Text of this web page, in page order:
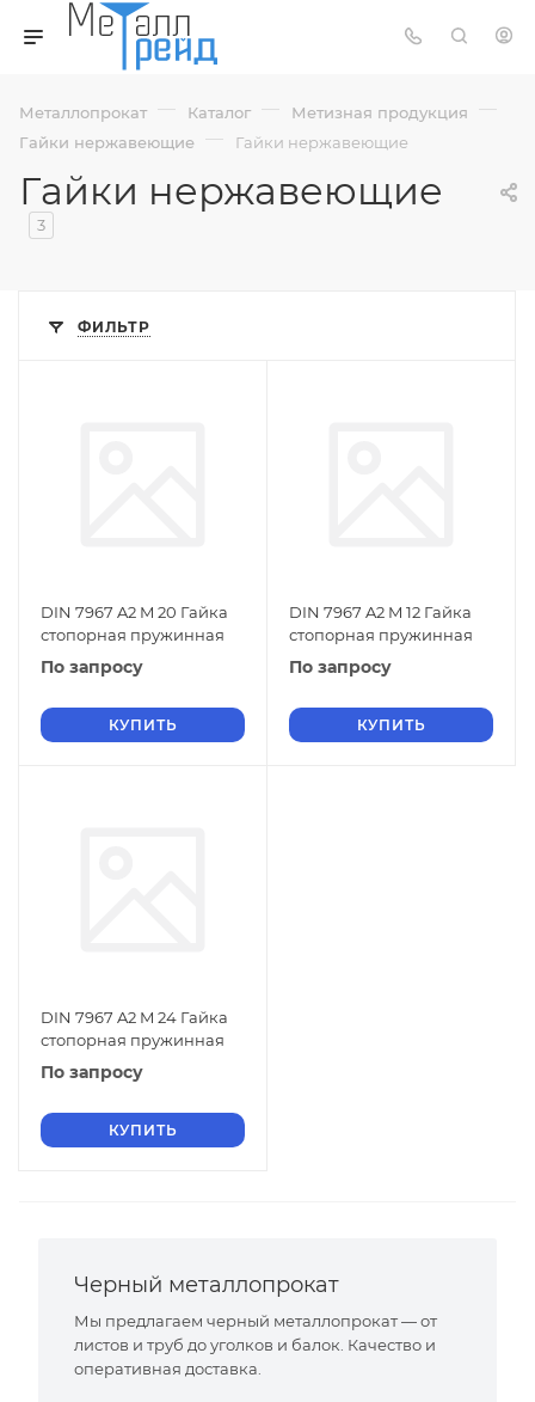
Металлопрокат — Каталог — Метизная продукция —
Гайки нержавеющие — Гайки нержавеющие
Гайки нержавеющие
3
ФИЛЬТР
DIN 7967 A2 M 20 Гайка
стопорная пружинная
По запросу
КУПИТЬ
DIN 7967 A2 M 12 Гайка
стопорная пружинная
По запросу
КУПИТЬ
DIN 7967 A2 M 24 Гайка
стопорная пружинная
По запросу
КУПИТЬ
Черный металлопрокат
Мы предлагаем черный металлопрокат — от
листов и труб до уголков и балок. Качество и
оперативная доставка.